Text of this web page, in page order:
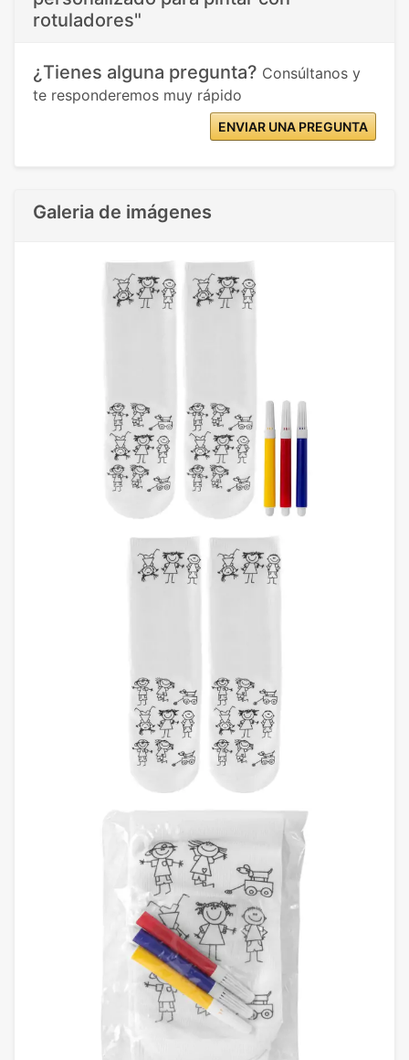
rotuladores"
¿Tienes alguna pregunta? Consúltanos y
te responderemos muy rápido
ENVIAR UNA PREGUNTA
Galeria de imágenes